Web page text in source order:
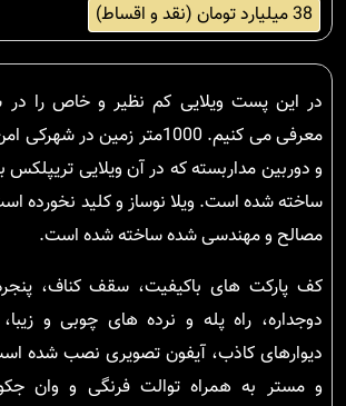
38 میلیارد تومان (نقد و اقساط)
در این پست ویلایی کم نظیر و خاص را در
معرفی می کنیم. 1000متر زمین در
و دوربین مداربسته که در آن ویلایی
ساخته شده است. ویلا نوساز و کلید نخورده
مصالح و مهندسی شده ساخته شده است.
کف پارکت های باکیفیت، سقف کناف،
دوجداره، راه پله و نرده های چوبی و
دیوارهای کاذب، آیفون تصویری نصب شده